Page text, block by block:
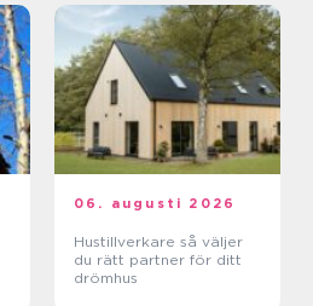
06. augusti 2026
Hustillverkare så väljer
du rätt partner för ditt
drömhus